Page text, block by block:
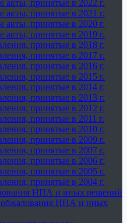
акты, принятые в 2022 г.
акты, принятые в 2021 г.
акты, принятые в 2020 г.
акты, принятые в 2019 г.
принятые в 2018 г.
принятые в 2017 г.
принятые в 2016 г.
принятые в 2015 г.
принятые в 2014 г.
принятые в 2013 г.
принятые в 2012 г.
принятые в 2011 г.
принятые в 2010 г.
принятые в 2009 г.
принятые в 2007 г.
принятые в 2006 г.
принятые в 2005 г.
принятые в 2004 г.
НПА и иных решений
обжалования НПА и иных